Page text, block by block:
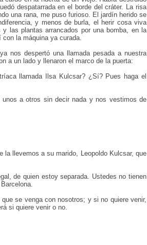
despatarrada en el borde del cráter. La risa
una rana, me puso furioso. El jardín herido se
y menos de burla, el herir cosa viva
las plantas arrancados por una bomba, en la
la máquina ya curada.
nos despertó una llamada pesada a nuestra
a un lado y llenaron el marco de la puerta:
llamada Ilsa Kulcsar? ¿Sí? Pues haga el
a otros sin decir nada y nos vestimos de
la llevemos a su marido, Leopoldo Kulcsar, que
de quien estoy separada. Ustedes no tienen
se venga con nosotros; y si no quiere venir,
si quiere venir o no.